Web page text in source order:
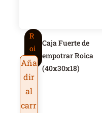
R
oi
ca
Caja Fuerte de
empotrar Roica
(40x30x18)
Aña
dir
al
carr